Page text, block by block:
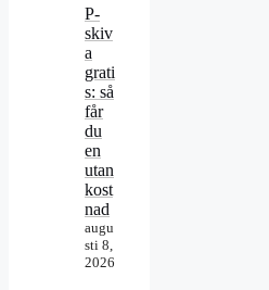
P-
skiv
a
grati
s: så
får
du
en
utan
kost
nad
augu
sti 8,
2026